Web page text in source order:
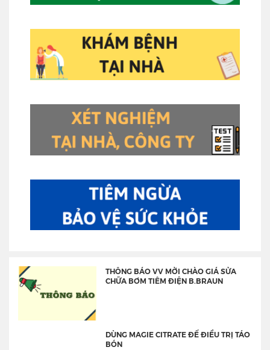
THÔNG BÁO VV MỜI CHÀO GIÁ SỬA
CHỮA BƠM TIÊM ĐIỆN B.BRAUN
DÙNG MAGIE CITRATE ĐỂ ĐIỀU TRỊ TÁO
BÓN